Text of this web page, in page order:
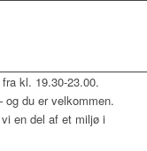
kl. 19.30-23.00.
og du er velkommen.
en del af et miljø i